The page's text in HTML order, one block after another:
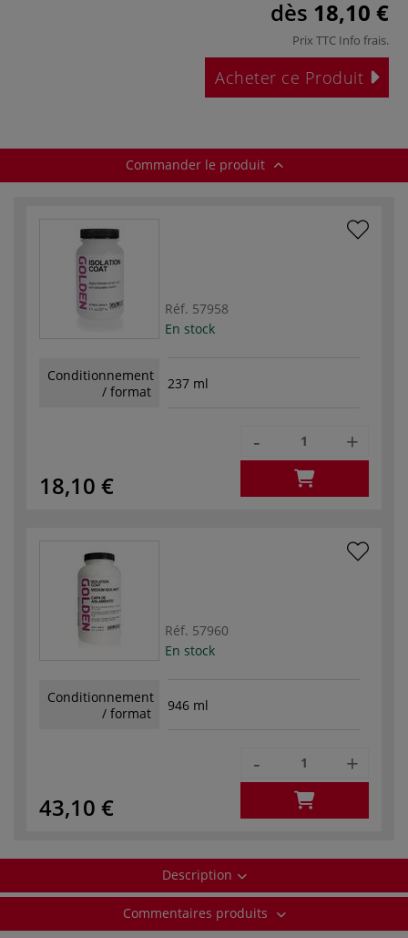
dès 18,10 €
Prix TTC Info frais.
Acheter ce Produit
Commander le produit
Réf. 57958
En stock
Conditionnement
/ format
237 ml
18,10 €
- +
Réf. 57960
En stock
Conditionnement
/ format
946 ml
43,10 €
- +
Description
Commentaires produits